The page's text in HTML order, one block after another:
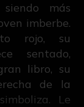
más
imberbe.
rojo, su
sentado,
libro, su
de la
Le